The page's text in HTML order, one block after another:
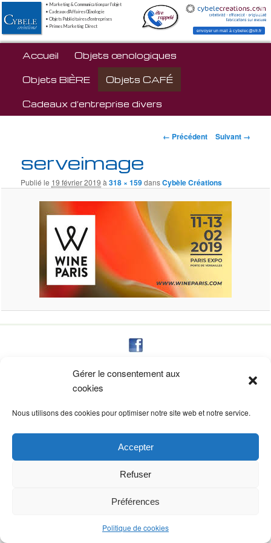
Gérer le consentement aux
cookies
Nous utilisons des cookies pour optimiser notre site web et notre service.
Accepter
Refuser
Préférences
Politique de cookies
envoyer un mail à cybelec@sfr.fr
• Marketing & Communication par l'objet
• Cadeaux d'Affaires Œnologie
• Objets Publicitaires d'entreprises
• Primes Marketing Direct
Aller au contenu principal
Accueil Objets œnologiques
Objets BIÈRE Objets CAFÉ
Cadeaux d’entreprise divers
Navigation des
← Précédent Suivant →
serveimage
Publié le 19 février 2019 à318 × 159dansCybèle Créations
CYBÈLE CRÉATIONS
Résidence du château, 37
31320 AUZEVILLE TOLOSANE – FRANCE
création site StudioCom